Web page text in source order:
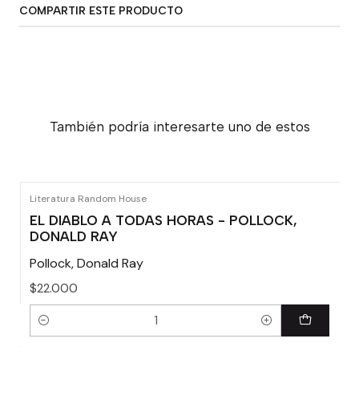
COMPARTIR ESTE PRODUCTO
También podría interesarte uno de estos
Literatura Random House
EL DIABLO A TODAS HORAS - POLLOCK,
DONALD RAY
Pollock, Donald Ray
$22.000
Cantidad